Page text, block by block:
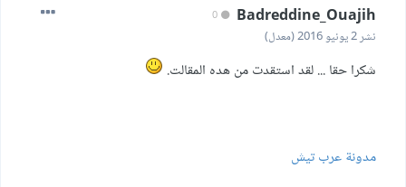
Badreddine_Ouajih
نشر2 يونيو 2016 (معدل)
شكرا حقا ... لقد استقدت من هده المقالت.
مدونة عرب تيش